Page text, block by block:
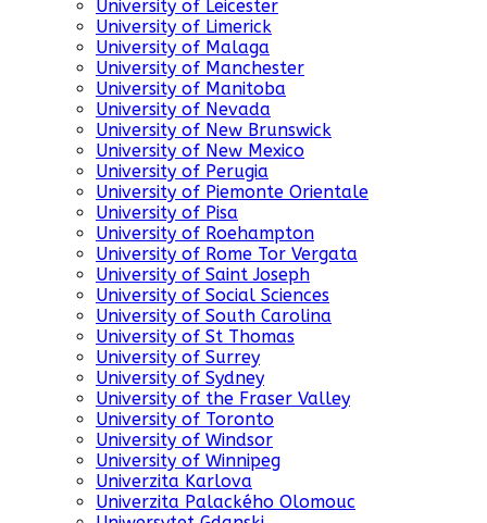
University of Leicester
University of Limerick
University of Malaga
University of Manchester
University of Manitoba
University of Nevada
University of New Brunswick
University of New Mexico
University of Perugia
University of Piemonte Orientale
University of Pisa
University of Roehampton
University of Rome Tor Vergata
University of Saint Joseph
University of Social Sciences
University of South Carolina
University of St Thomas
University of Surrey
University of Sydney
University of the Fraser Valley
University of Toronto
University of Windsor
University of Winnipeg
Univerzita Karlova
Univerzita Palackého Olomouc